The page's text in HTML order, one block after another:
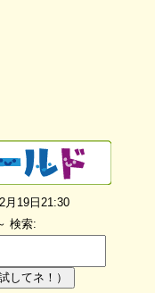
月19日21:30
検索:
してネ！）